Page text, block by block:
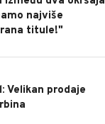
najviše
titule!"
Velikan prodaje